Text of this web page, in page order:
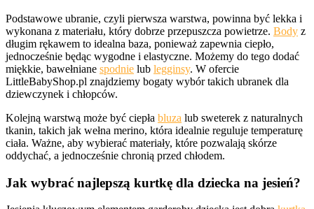
Podstawowe ubranie, czyli pierwsza warstwa, powinna być lekka i
wykonana z materiału, który dobrze przepuszcza powietrze. Body z
długim rękawem to idealna baza, ponieważ zapewnia ciepło,
jednocześnie będąc wygodne i elastyczne. Możemy do tego dodać
miękkie, bawełniane spodnie lub legginsy. W ofercie
LittleBabyShop.pl znajdziemy bogaty wybór takich ubranek dla
dziewczynek i chłopców.
Kolejną warstwą może być ciepła bluza lub sweterek z naturalnych
tkanin, takich jak wełna merino, która idealnie reguluje temperaturę
ciała. Ważne, aby wybierać materiały, które pozwalają skórze
oddychać, a jednocześnie chronią przed chłodem.
Jak wybrać najlepszą kurtkę dla dziecka na jesień?